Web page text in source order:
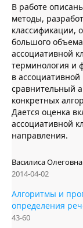
В работе
методы,
классификации,
большого
ассоциативной
терминология и
в
сравнительный
конкретных
Дается оценка
ассоциативной
направления.
Василиса
2014-04-02
Алгоритмы и
определения
43-60